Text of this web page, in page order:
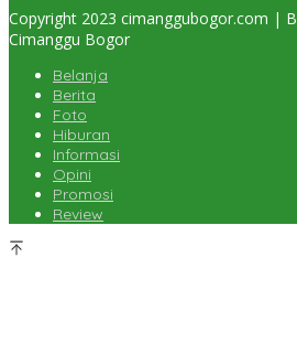
Copyright 2023 cimanggubogor.com |
Cimanggu Bogor
Belanja
Berita
Foto
Hiburan
Informasi
Opini
Promosi
Review